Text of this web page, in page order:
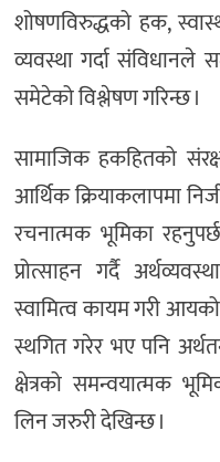
शोषणविरुद्धको हक,
व्यवस्था गर्दा संविधानले
समेटेको विश्लेषण गरिन्छ ।
सामाजिक हकहितको
आर्थिक क्रियाकलापमा
रचनात्मक भूमिका
प्रोत्साहन गर्दै
स्वामित्व कायम गरी
स्थगित गरेर भए पनि
क्षेत्रको समन्वयात्मक
लिन जरुरी देखिन्छ ।